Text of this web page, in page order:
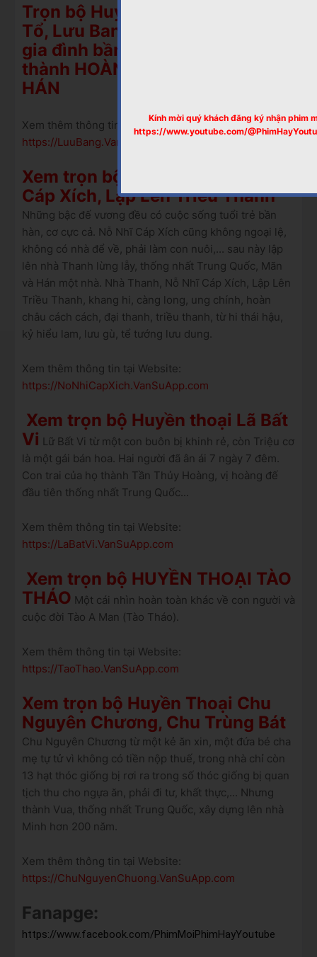
Kính mời quý khách đăng ký nhận phim
https://www.youtube.com/
Trọn bộ Huyền Thoại Hán Cao
Tổ, Lưu Bang. Một đình trưởng,
gia đình bần nông, chơi bời...
thành HOÀNG ĐẾ, lập lên NHÀ
HÁN
Xem thêm thông tin tại Website:
https://LuuBang.VanSuApp.com
Xem trọn bộ Nhà Thanh, Nỗ Nhĩ
Cáp Xích, Lập Lên Triều Thanh
Những bậc đế vương đều có cuộc sống tuổi trẻ bần
hàn, cơ cực cả. Nỗ Nhĩ Cáp Xích cũng không ngoại lệ,
không có nhà để về, phải làm con nuôi,... sau này lập
lên nhà Thanh lừng lẫy, thống nhất Trung Quốc, Mãn
và Hán một nhà. Nhà Thanh, Nỗ Nhĩ Cáp Xích, Lập Lên
Triều Thanh, khang hi, càng long, ung chính, hoàn
châu cách cách, đại thanh, triều thanh, từ hi thái hậu,
kỷ hiểu lam, lưu gù, tể tướng lưu dung.
Xem thêm thông tin tại Website:
https://NoNhiCapXich.VanSuApp.com
Xem trọn bộ Huyền thoại Lã Bất
Vi Lữ Bất Vi từ một con buôn bị khinh rẻ, còn Triệu cơ
là một gái bán hoa. Hai người đã ân ái 7 ngày 7 đêm.
Con trai của họ thành Tần Thủy Hoàng, vị hoàng đế
đầu tiên thống nhất Trung Quốc...
Xem thêm thông tin tại Website:
https://LaBatVi.VanSuApp.com
Xem trọn bộ HUYỀN THOẠI TÀO
THÁO Một cái nhìn hoàn toàn khác về con người và
cuộc đời Tào A Man (Tào Tháo).
Xem thêm thông tin tại Website:
https://TaoThao.VanSuApp.com
Xem trọn bộ Huyền Thoại Chu
Nguyên Chương, Chu Trùng Bát
Chu Nguyên Chương từ một kẻ ăn xin, một đứa bé cha
mẹ tự tử vì không có tiền nộp thuế, trong nhà chỉ còn
13 hạt thóc giống bị rơi ra trong số thóc giống bị quan
tịch thu cho ngựa ăn, phải đi tư, khất thực,... Nhưng
thành Vua, thống nhất Trung Quốc, xây dựng lên nhà
Minh hơn 200 năm.
Xem thêm thông tin tại Website:
https://ChuNguyenChuong.VanSuApp.com
Fanapge:
https://www.facebook.com/PhimMoiPhimHayYoutube